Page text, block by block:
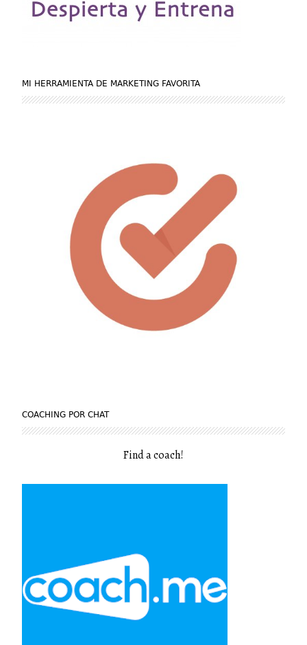
MI HERRAMIENTA DE MARKETING FAVORITA
COACHING POR CHAT
Find a coach!